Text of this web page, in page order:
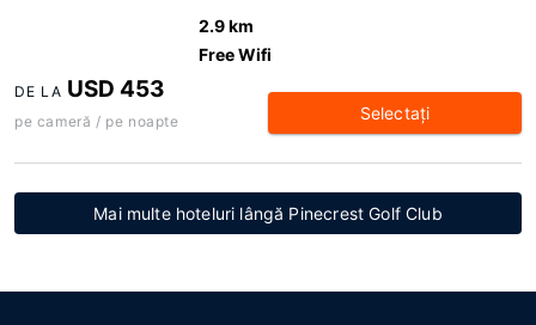
2.9 km
Free Wifi
DE LA USD 453
pe cameră / pe noapte Selectaţi
Mai multe hoteluri lângă Pinecrest Golf Club